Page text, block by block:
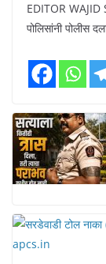
EDITOR WAJID
पोलिसांनी पोलीस